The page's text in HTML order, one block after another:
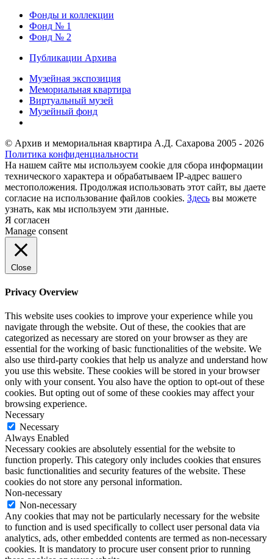
Фонды и коллекции
Фонд № 1
Фонд № 2
Публикации Архива
Музейная экспозиция
Мемориальная квартира
Виртуальный музей
Музейный фонд
© Архив и мемориальная квартира А.Д. Сахарова 2005 - 2026
Политика конфиденциальности
На нашем сайте мы используем cookie для сбора информации
технического характера и обрабатываем IP-адрес вашего
местоположения. Продолжая использовать этот сайт, вы даете
согласие на использование файлов cookies. Здесь вы можете
узнать, как мы используем эти данные.
Я согласен
Manage consent
Close
Privacy Overview
This website uses cookies to improve your experience while you
navigate through the website. Out of these, the cookies that are
categorized as necessary are stored on your browser as they are
essential for the working of basic functionalities of the website. We
also use third-party cookies that help us analyze and understand how
you use this website. These cookies will be stored in your browser
only with your consent. You also have the option to opt-out of these
cookies. But opting out of some of these cookies may affect your
browsing experience.
Necessary
Necessary
Always Enabled
Necessary cookies are absolutely essential for the website to
function properly. This category only includes cookies that ensures
basic functionalities and security features of the website. These
cookies do not store any personal information.
Non-necessary
Non-necessary
Any cookies that may not be particularly necessary for the website
to function and is used specifically to collect user personal data via
analytics, ads, other embedded contents are termed as non-necessary
cookies. It is mandatory to procure user consent prior to running